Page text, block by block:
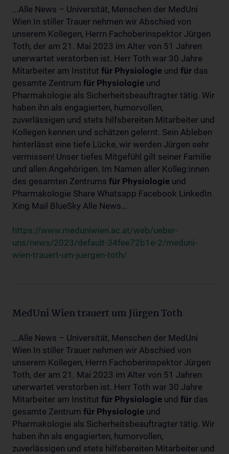
...Alle News – Universität, Menschen der MedUni
Wien In stiller Trauer nehmen wir Abschied von
unserem Kollegen, Herrn Fachoberinspektor Jürgen
Toth, der am 21. Mai 2023 im Alter von 51 Jahren
unerwartet verstorben ist. Herr Toth war 30 Jahre
Mitarbeiter am Institut für Physiologie und für das
gesamte Zentrum für Physiologie und
Pharmakologie als Sicherheitsbeauftragter tätig. Wir
haben ihn als engagierten, humorvollen,
zuverlässigen und stets hilfsbereiten Mitarbeiter und
Kollegen kennen und schätzen gelernt. Sein Ableben
hinterlässt eine tiefe Lücke, wir werden Jürgen sehr
vermissen! Unser tiefes Mitgefühl gilt seiner Familie
und allen Angehörigen. Im Namen aller Kolleg:innen
des gesamten Zentrums für Physiologie und
Pharmakologie Share Whatsapp Facebook LinkedIn
Xing Mail BlueSky Alle News...
https://www.meduniwien.ac.at/web/ueber-
uns/news/2023/default-34fee72b1e-2/meduni-
wien-trauert-um-juergen-toth/
MedUni Wien trauert um Jürgen Toth
...Alle News – Universität, Menschen der MedUni
Wien In stiller Trauer nehmen wir Abschied von
unserem Kollegen, Herrn Fachoberinspektor Jürgen
Toth, der am 21. Mai 2023 im Alter von 51 Jahren
unerwartet verstorben ist. Herr Toth war 30 Jahre
Mitarbeiter am Institut für Physiologie und für das
gesamte Zentrum für Physiologie und
Pharmakologie als Sicherheitsbeauftragter tätig. Wir
haben ihn als engagierten, humorvollen,
zuverlässigen und stets hilfsbereiten Mitarbeiter und